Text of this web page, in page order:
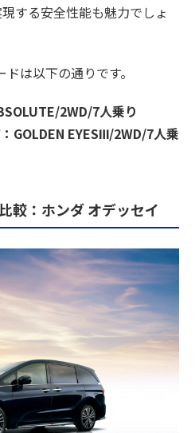
する安全性能も魅力でしょ
は以下の通りです。
2WD/7人乗り
GOLDEN EYESⅢ/2WD/7人乗
較：ホンダ オデッセイ